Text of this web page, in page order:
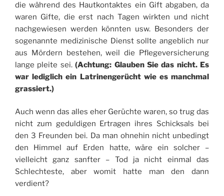
die während des Hautkontaktes ein Gift abgaben, da
waren Gifte, die erst nach Tagen wirkten und nicht
nachgewiesen werden könnten usw. Besonders der
sogenannte medizinische Dienst sollte angeblich nur
aus Mördern bestehen, weil die Pflegeversicherung
lange pleite sei.(Achtung: Glauben Sie das nicht. Es
war lediglich ein Latrinengerücht wie es manchmal
grassiert.)
Auch wenn das alles eher Gerüchte waren, so trug das
nicht zum geduldigen Ertragen ihres Schicksals bei
den 3 Freunden bei. Da man ohnehin nicht unbedingt
den Himmel auf Erden hatte, wäre ein solcher –
vielleicht ganz sanfter – Tod ja nicht einmal das
Schlechteste, aber womit hatte man den dann
verdient?